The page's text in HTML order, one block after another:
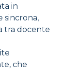
in
sincrona,
tra docente
che